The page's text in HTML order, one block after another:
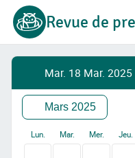
Revue de
Mar. 18 Mar. 2025
Mars 2025
Lun. Mar. Mer. Jeu.